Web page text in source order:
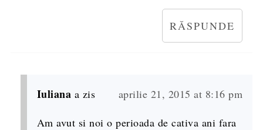
RĂSPUNDE
Iuliana a zis aprilie 21, 2015 at 8:16 pm
Am avut si noi o perioada de cativa ani fara